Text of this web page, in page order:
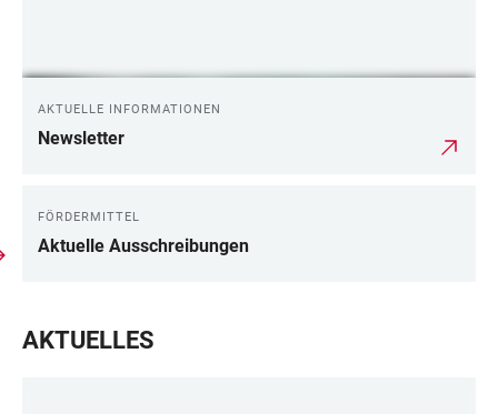
AKTUELLE INFORMATIONEN
Newsletter
FÖRDERMITTEL
Aktuelle Ausschreibungen
AKTUELLES